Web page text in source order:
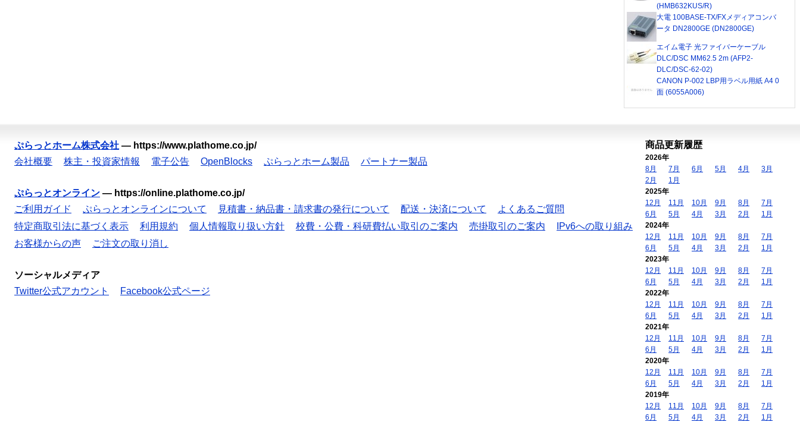
(HMB632KUS/R)
大電 100BASE-TX/FXメディアコンバ
ータ DN2800GE (DN2800GE)
エイム電子 光ファイバーケーブル
DLC/DSC MM62.5 2m (AFP2-
DLC/DSC-62-02)
CANON P-002 LBP用ラベル用紙 A4 0
面 (6055A006)
ぷらっとホーム株式会社 — https://www.plathome.co.jp/
会社概要
株主・投資家情報 電子公告 OpenBlocks ぷらっとホーム製品 パートナー製品
ぷらっとオンライン — https://online.plathome.co.jp/
ご利用ガイド
ぷらっとオンラインについて 見積書・納品書・請求書の発行について 配送・決済について
よくあるご質問
特定商取引法に基づく表示
利用規約 個人情報取り扱い方針 校費・公費・科研費払い取引のご案内 売掛取引のご案内
IPv6への取り組み
お客様からの声
ご注文の取り消し
ソーシャルメディア
Twitter公式アカウント
Facebook公式ページ
商品更新履歴
2026年
8月
7月 6月 5月 4月
3月
2月
1月
2025年
12月
11月 10月 9月 8月
7月
6月
5月 4月 3月 2月
1月
2024年
12月
11月 10月 9月 8月
7月
6月
5月 4月 3月 2月
1月
2023年
12月
11月 10月 9月 8月
7月
6月
5月 4月 3月 2月
1月
2022年
12月
11月 10月 9月 8月
7月
6月
5月 4月 3月 2月
1月
2021年
12月
11月 10月 9月 8月
7月
6月
5月 4月 3月 2月
1月
2020年
12月
11月 10月 9月 8月
7月
6月
5月 4月 3月 2月
1月
2019年
12月
11月 10月 9月 8月
7月
6月
5月 4月 3月 2月
1月